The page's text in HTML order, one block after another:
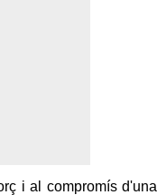
i al compromís d'una